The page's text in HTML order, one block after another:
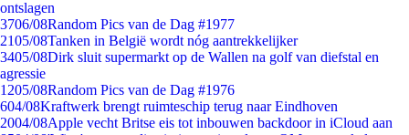
ontslagen
3706/08Random Pics van de Dag #1977
2105/08Tanken in België wordt nóg aantrekkelijker
3405/08Dirk sluit supermarkt op de Wallen na golf van diefstal en
agressie
1205/08Random Pics van de Dag #1976
604/08Kraftwerk brengt ruimteschip terug naar Eindhoven
2004/08Apple vecht Britse eis tot inbouwen backdoor in iCloud aan